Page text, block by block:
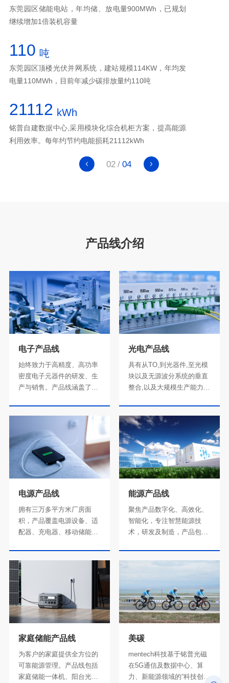
继续增加1倍装机容量
110 吨
电量110MWh，目前年减少碳排放量约110吨
21112 kWh
利用效率。每年约节约电能损耗21112kWh
02 04
产品线介绍
电子产品线
域。
光电产品线
力。
电源产品线
要求。
能源产品线
储充解决方案。
家庭储能产品线 美碳